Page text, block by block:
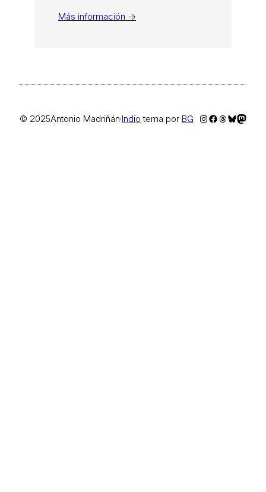
Más información →
© 2025Antonio Madriñán·Indio tema por BG Instagram
Facebook
Threads
Bluesky